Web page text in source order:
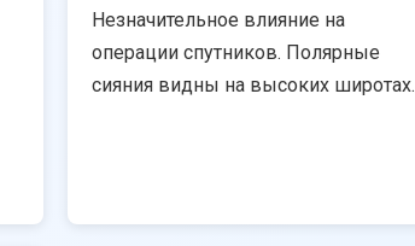
Незначительное влияние на
операции спутников. Полярные
сияния видны на высоких широтах.